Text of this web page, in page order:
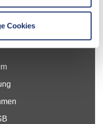
Cookies